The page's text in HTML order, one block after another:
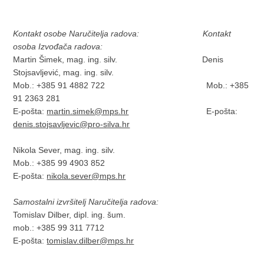
Kontakt osobe Naručitelja radova:
Kontakt
osoba Izvođača radova:
Martin Šimek, mag. ing. silv. Denis
Stojsavljević, mag. ing. silv.
Mob.: +385 91 4882 722 Mob.: +385
91 2363 281
E-pošta: martin.simek@mps.hr E-pošta:
denis.stojsavljevic@pro-silva.hr
Nikola Sever, mag. ing. silv.
Mob.: +385 99 4903 852
E-pošta: nikola.sever@mps.hr
Samostalni izvršitelj Naručitelja radova:
Tomislav Dilber, dipl. ing. šum.
mob.: +385 99 311 7712
E-pošta:tomislav.dilber@mps.hr